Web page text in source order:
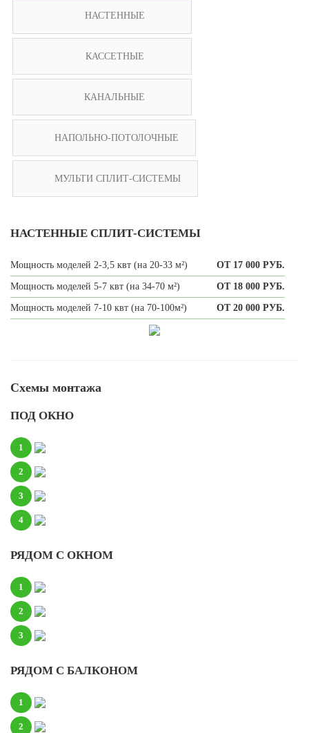
НАСТЕННЫЕ
КАССЕТНЫЕ
КАНАЛЬНЫЕ
НАПОЛЬНО-ПОТОЛОЧНЫЕ
МУЛЬТИ СПЛИТ-СИСТЕМЫ
НАСТЕННЫЕ СПЛИТ-СИСТЕМЫ
ОТ 17 000 РУБ.
Мощность моделей 2-3,5 квт (на 20-33 м²)
ОТ 18 000 РУБ.
Мощность моделей 5-7 квт (на 34-70 м²)
ОТ 20 000 РУБ.
Мощность моделей 7-10 квт (на 70-100м²)
Схемы монтажа
ПОД ОКНО
1
2
3
4
РЯДОМ С ОКНОМ
1
2
3
РЯДОМ С БАЛКОНОМ
1
2